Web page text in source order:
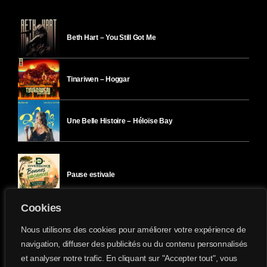
Cookies
Nous utilisons des cookies pour améliorer votre expérience de
navigation, diffuser des publicités ou du contenu personnalisés
et analyser notre trafic. En cliquant sur "Accepter tout", vous
Beth Hart – You Still Got Me
Tinariwen – Hoggar
Une Belle Histoire – Héloïse Bay
Pause estivale
Ici l’Ombre – mardi 28 juillet